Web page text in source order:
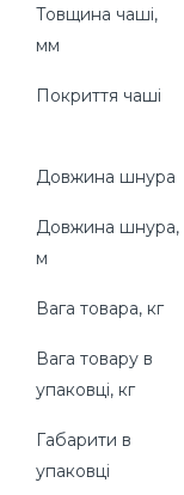
Товщина чаші,
мм
Покриття чаші
Довжина шнура
Довжина шнура,
м
Вага товара, кг
Вага товару в
упаковці, кг
Габарити в
упаковці